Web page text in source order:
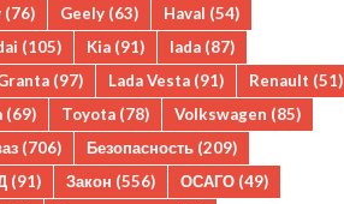
(76) Geely (63) Haval (54)
(105) Kia (91) lada (87)
(97) Lada Vesta (91) Renault (51)
(69) Toyota (78) Volkswagen (85)
(706) Безопасность (209)
(91) Закон (556) ОСАГО (49)